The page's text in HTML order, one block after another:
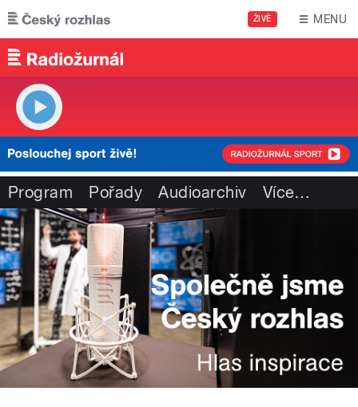
Přejít k hlavnímu obsahu
ŽIVĚ MENU
Program Pořady Audioarchiv Více…